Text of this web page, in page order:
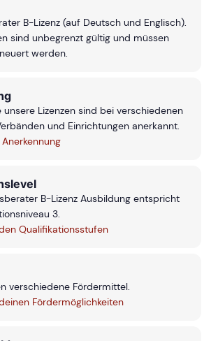
B-Lizenz (auf Deutsch und Englisch).
sind unbegrenzt gültig und müssen
werden.
unsere Lizenzen sind bei verschiedenen
und Einrichtungen anerkannt.
B-Lizenz Ausbildung entspricht
3.
Qualifikationsstufen
verschiedene Fördermittel.
Fördermöglichkeiten